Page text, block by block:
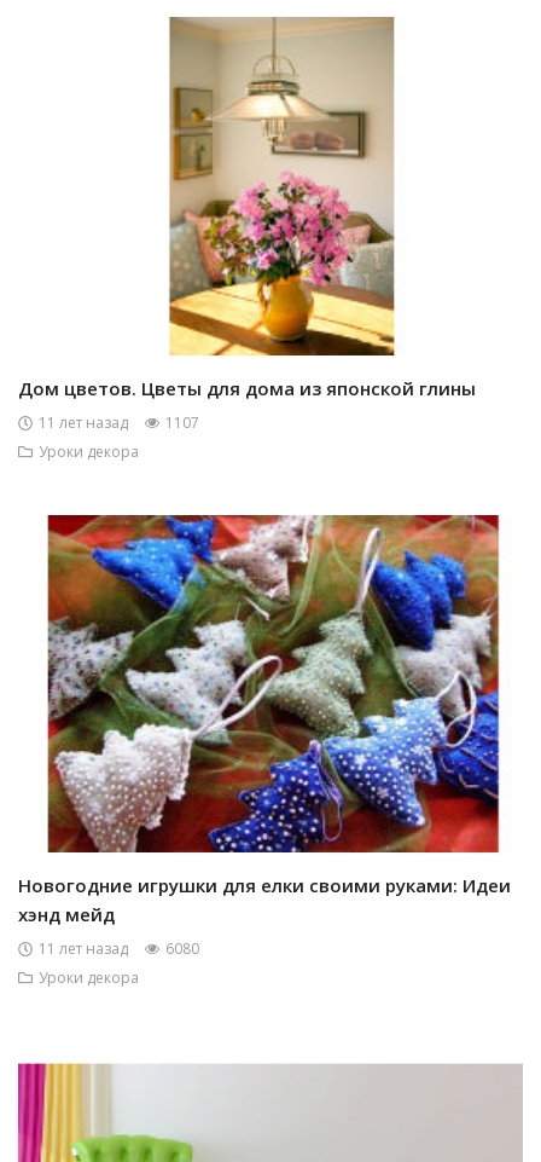
Дом цветов. Цветы для дома из японской глины
11 лет назад
1107
Уроки декора
Новогодние игрушки для елки своими руками: Идеи
хэнд мейд
11 лет назад
6080
Уроки декора